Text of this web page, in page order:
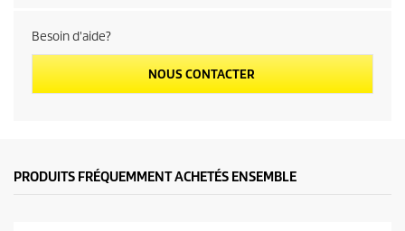
e
Besoin d'aide?
NOUS CONTACTER
PRODUITS FRÉQUEMMENT ACHETÉS ENSEMBLE